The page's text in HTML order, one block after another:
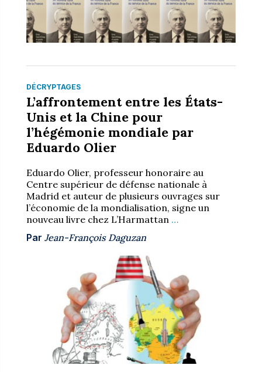
DÉCRYPTAGES
L’affrontement entre les États-
Unis et la Chine pour
l’hégémonie mondiale par
Eduardo Olier
Eduardo Olier, professeur honoraire au
Centre supérieur de défense nationale à
Madrid et auteur de plusieurs ouvrages sur
l’économie de la mondialisation, signe un
nouveau livre chez L’Harmattan …
Par Jean-François Daguzan